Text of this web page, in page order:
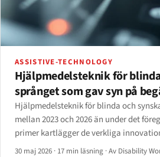
ASSISTIVE-TECHNOLOGY
Hjälpmedelsteknik för
språnget som gav syn på
Hjälpmedelsteknik för blinda och
mellan 2023 och 2026 än under det
primer kartlägger de verkliga
Ban Meta, smarta käppar, Monarch och
30 maj 2026 · 17 min läsning ·Av Disability